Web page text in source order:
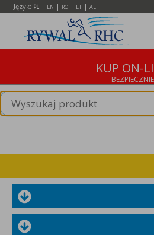
Język: PL | EN | RO | LT | AE
KUP ON-